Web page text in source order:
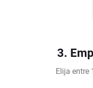
3.
Elija entre